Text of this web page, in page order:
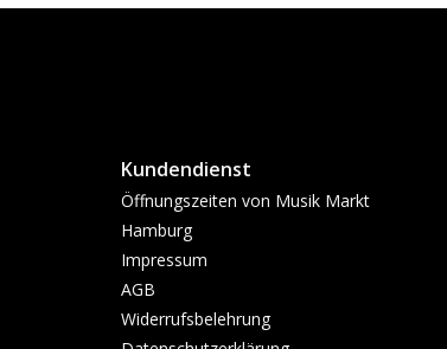
Kundendienst
Öffnungszeiten von Musik Markt
Hamburg
Impressum
AGB
Widerrufsbelehrung